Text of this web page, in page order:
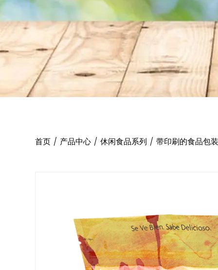
首页 / 产品中心 / 休闲食品系列 / 带印刷的食品包